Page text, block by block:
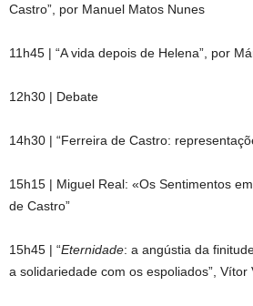
Castro”, por Manuel Matos Nunes
11h45 | “A vida depois de Helena”, por
12h30 | Debate
14h30 | “Ferreira de Castro:
15h15 | Miguel Real: «Os Sentimentos em
de Castro”
15h45 | “Eternidade: a angústia da
a solidariedade com os espoliados”, Vítor